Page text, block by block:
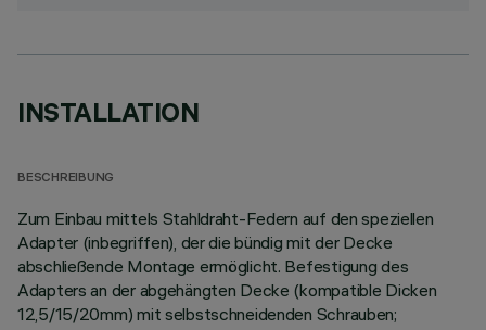
INSTALLATION
BESCHREIBUNG
Zum Einbau mittels Stahldraht-Federn auf den speziellen
Adapter (inbegriffen), der die bündig mit der Decke
abschließende Montage ermöglicht. Befestigung des
Adapters an der abgehängten Decke (kompatible Dicken
12,5/15/20mm) mit selbstschneidenden Schrauben;